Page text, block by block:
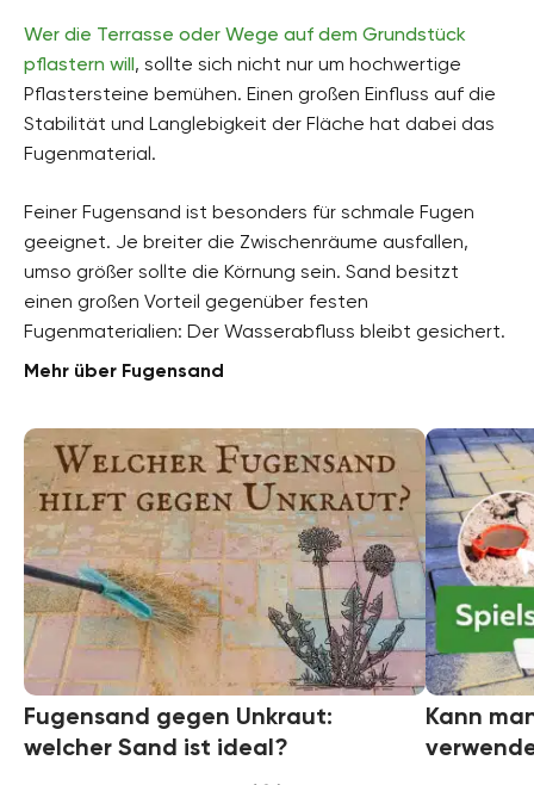
Wer die Terrasse oder Wege auf dem Grundstück
pflastern will, sollte sich nicht nur um hochwertige
Pflastersteine bemühen. Einen großen Einfluss auf die
Stabilität und Langlebigkeit der Fläche hat dabei das
Fugenmaterial.
Feiner Fugensand ist besonders für schmale Fugen
geeignet. Je breiter die Zwischenräume ausfallen,
umso größer sollte die Körnung sein. Sand besitzt
einen großen Vorteil gegenüber festen
Fugenmaterialien: Der Wasserabfluss bleibt gesichert.
Mehr über Fugensand
Fugensand gegen Unkraut:
welcher Sand ist ideal?
Kann